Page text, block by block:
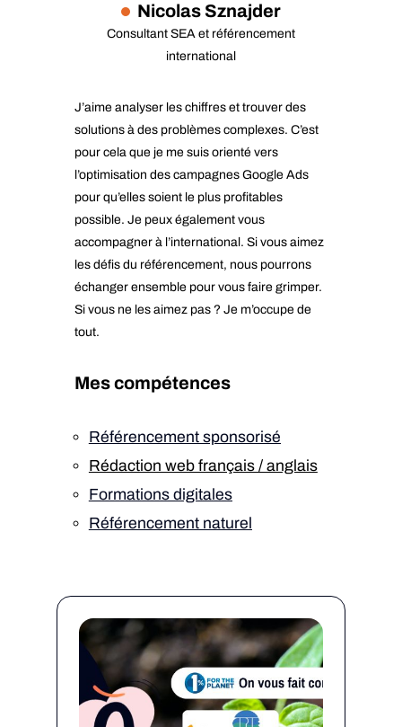
Nicolas Sznajder
Consultant SEA et référencement
international
J’aime analyser les chiffres et trouver des
solutions à des problèmes complexes. C’est
pour cela que je me suis orienté vers
l’optimisation des campagnes Google Ads
pour qu’elles soient le plus profitables
possible. Je peux également vous
accompagner à l’international. Si vous aimez
les défis du référencement, nous pourrons
échanger ensemble pour vous faire grimper.
Si vous ne les aimez pas ? Je m’occupe de
tout.
Mes compétences
Référencement sponsorisé
Rédaction web français / anglais
Formations digitales
Référencement naturel